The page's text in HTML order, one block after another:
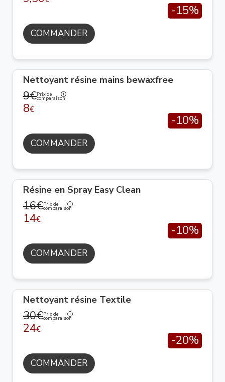
-15%
COMMANDER
Nettoyant résine mains bewaxfree
9€Prix de
comparaison
8€
-10%
COMMANDER
Résine en Spray Easy Clean
16€Prix de
comparaison
14€
-10%
COMMANDER
Nettoyant résine Textile
30€Prix de
comparaison
24€
-20%
COMMANDER